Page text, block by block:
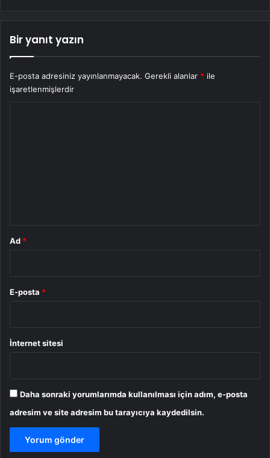
Bir yanıt yazın
E-posta adresiniz yayınlanmayacak. Gerekli alanlar * ile
işaretlenmişlerdir
Ad *
E-posta *
İnternet sitesi
Daha sonraki yorumlarımda kullanılması için adım, e-posta
adresim ve site adresim bu tarayıcıya kaydedilsin.